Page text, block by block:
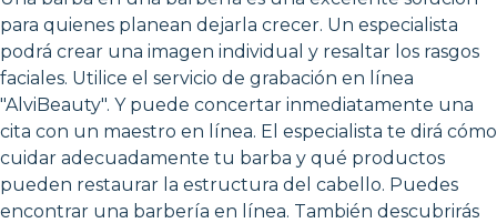
para quienes planean dejarla crecer. Un especialista
podrá crear una imagen individual y resaltar los rasgos
faciales. Utilice el servicio de grabación en línea
"AlviBeauty". Y puede concertar inmediatamente una
cita con un maestro en línea. El especialista te dirá cómo
cuidar adecuadamente tu barba y qué productos
pueden restaurar la estructura del cabello. Puedes
encontrar una barbería en línea. También descubrirás